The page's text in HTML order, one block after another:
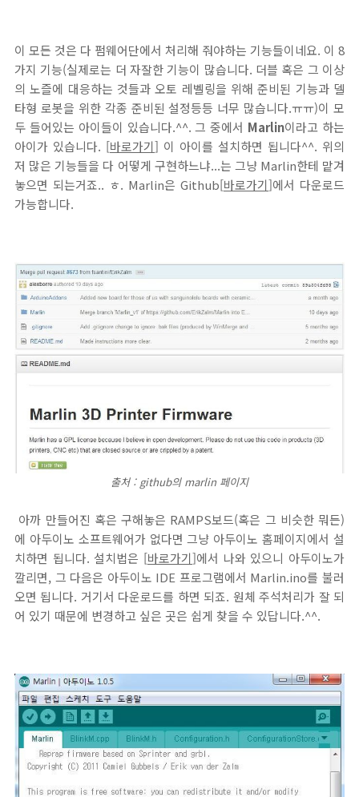
이 모든 것은 다 펌웨어단에서 처리해 줘야하는 기능들이네요. 이 8
가지 기능(실제로는 더 자잘한 기능이 많습니다. 더블 혹은 그 이상
의 노즐에 대응하는 것들과 오토 레벨링을 위해 준비된 기능과 델
타형 로봇을 위한 각종 준비된 설정등등 너무 많습니다.ㅠㅠ)이 모
두 들어있는 아이들이 있습니다.^^. 그 중에서 Marlin이라고 하는
아이가 있습니다. [바로가기] 이 아이를 설치하면 됩니다^^. 위의
저 많은 기능들을 다 어떻게 구현하느냐...는 그냥 Marlin한테 맡겨
놓으면 되는거죠.. ㅎ. Marlin은 Github[바로가기]에서 다운로드
가능합니다.
출처 : github의 marlin 페이지
아까 만들어진 혹은 구해놓은 RAMPS보드(혹은 그 비슷한 뭐든)
에 아두이노 소프트웨어가 없다면 그냥 아두이노 홈페이지에서 설
치하면 됩니다. 설치법은 [바로가기]에서 나와 있으니 아두이노가
깔리면, 그 다음은 아두이노 IDE 프로그램에서 Marlin.ino를 불러
오면 됩니다. 거기서 다운로드를 하면 되죠. 원체 주석처리가 잘 되
어 있기 때문에 변경하고 싶은 곳은 쉽게 찾을 수 있답니다.^^.